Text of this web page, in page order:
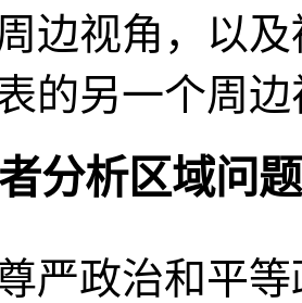
边视角，以
的另一个周
分析区域问题
严政治和平